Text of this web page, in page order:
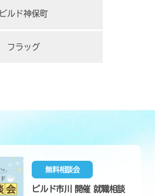
ビルド神保町
フラッグ
無料相談会
ビルド市川 開催 就職相談